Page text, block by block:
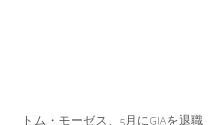
トム・モーゼス、5月にGIAを退職